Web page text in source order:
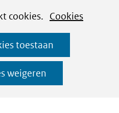
cookies. Cookies
toestaan
weigeren
Ga
naar
de
inhoud